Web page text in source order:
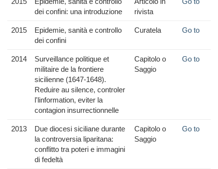
dei confini: una introduzione
rivista
2015
Epidemie, sanità e controllo
dei confini
Curatela Go to
2014
Surveillance politique et
militaire de la frontiere
sicilienne (1647-1648).
Reduire au silence, controler
l'linformation, eviter la
contagion insurrectionnelle
Capitolo o
Saggio
Go to
2013
Due diocesi siciliane durante
la controversia liparitana:
conflitto tra poteri e immagini
di fedeltà
Capitolo o
Saggio
Go to